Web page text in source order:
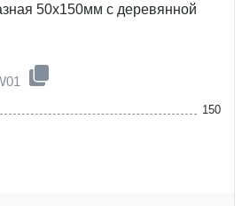
50х150мм с деревянной
150